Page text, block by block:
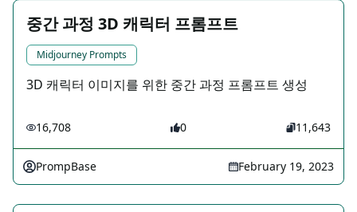
중간 과정 3D 캐릭터 프롬프트
Midjourney Prompts
3D 캐릭터 이미지를 위한 중간 과정 프롬프트 생성
16,708 0 11,643
PrompBase February 19, 2023